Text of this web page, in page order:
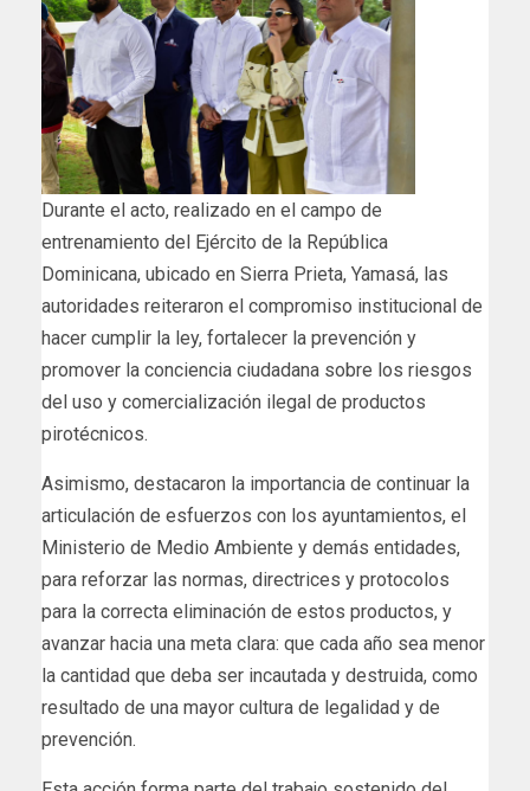
Durante el acto, realizado en el campo de
entrenamiento del Ejército de la República
Dominicana, ubicado en Sierra Prieta, Yamasá, las
autoridades reiteraron el compromiso institucional de
hacer cumplir la ley, fortalecer la prevención y
promover la conciencia ciudadana sobre los riesgos
del uso y comercialización ilegal de productos
pirotécnicos.
Asimismo, destacaron la importancia de continuar la
articulación de esfuerzos con los ayuntamientos, el
Ministerio de Medio Ambiente y demás entidades,
para reforzar las normas, directrices y protocolos
para la correcta eliminación de estos productos, y
avanzar hacia una meta clara: que cada año sea menor
la cantidad que deba ser incautada y destruida, como
resultado de una mayor cultura de legalidad y de
prevención.